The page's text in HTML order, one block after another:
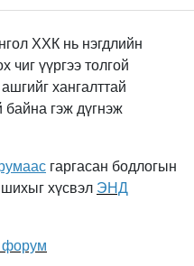
ХХК нь нэгдлийн
чиг үүргээ толгой
хангалттай
байна гэж дүгнэж
гаргасан бодлогын
хүсвэл ЭНД
форум